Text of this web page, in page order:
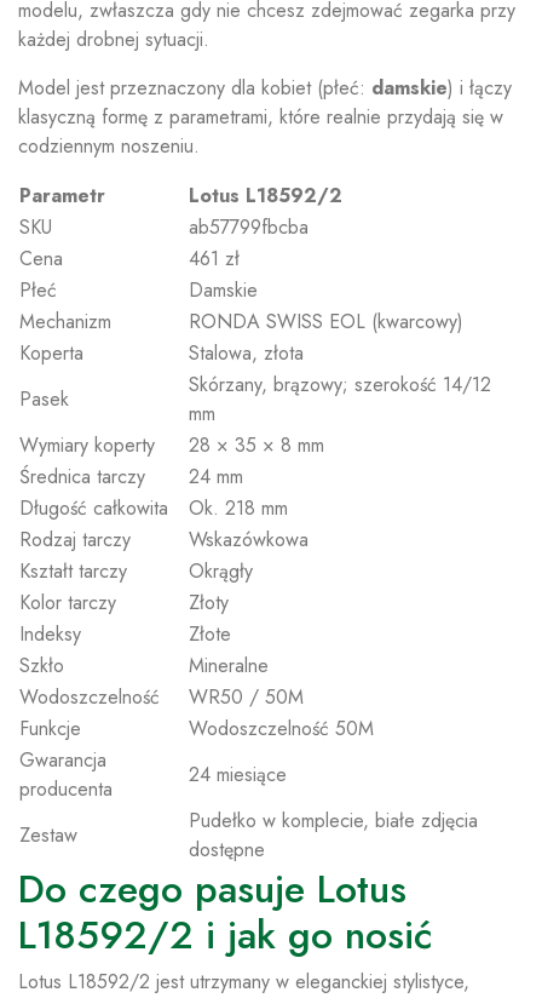
modelu, zwłaszcza gdy nie chcesz zdejmować zegarka przy
każdej drobnej sytuacji.
Model jest przeznaczony dla kobiet (płeć: damskie) i łączy
klasyczną formę z parametrami, które realnie przydają się w
codziennym noszeniu.
Parametr
Lotus L18592/2
SKU
ab57799fbcba
Cena
461 zł
Płeć
Damskie
Mechanizm
RONDA SWISS EOL (kwarcowy)
Koperta
Stalowa, złota
Pasek
Skórzany, brązowy; szerokość 14/12
mm
Wymiary koperty
28 × 35 × 8 mm
Średnica tarczy
24 mm
Długość całkowita
Ok. 218 mm
Rodzaj tarczy
Wskazówkowa
Kształt tarczy
Okrągły
Kolor tarczy
Złoty
Indeksy
Złote
Szkło
Mineralne
Wodoszczelność
WR50 / 50M
Funkcje
Wodoszczelność 50M
Gwarancja
producenta
24 miesiące
Zestaw
Pudełko w komplecie, białe zdjęcia
dostępne
Do czego pasuje Lotus
L18592/2 i jak go nosić
Lotus L18592/2 jest utrzymany w eleganckiej stylistyce,